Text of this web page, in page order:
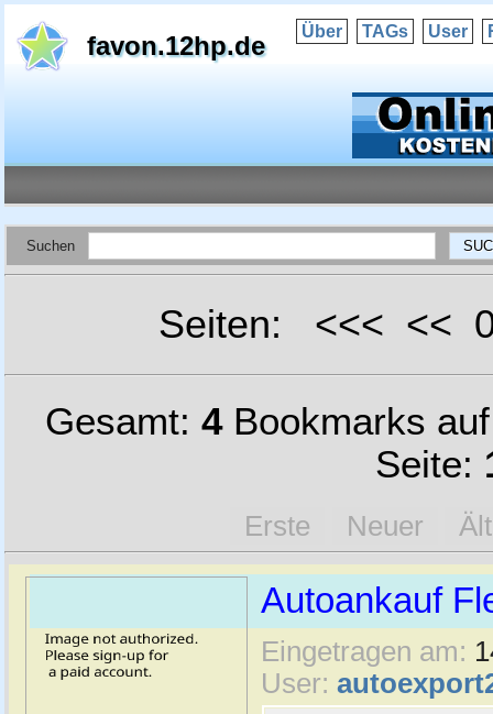
favon.12hp.de Über TAGs User
Suchen
Seiten: <<< <<
Gesamt: 4Bookmarks
Seite:
Erste Neuer
Autoankauf
Eingetragen am:
User: